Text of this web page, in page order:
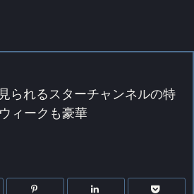
られるスターチャンネルの特
ィークも豪華